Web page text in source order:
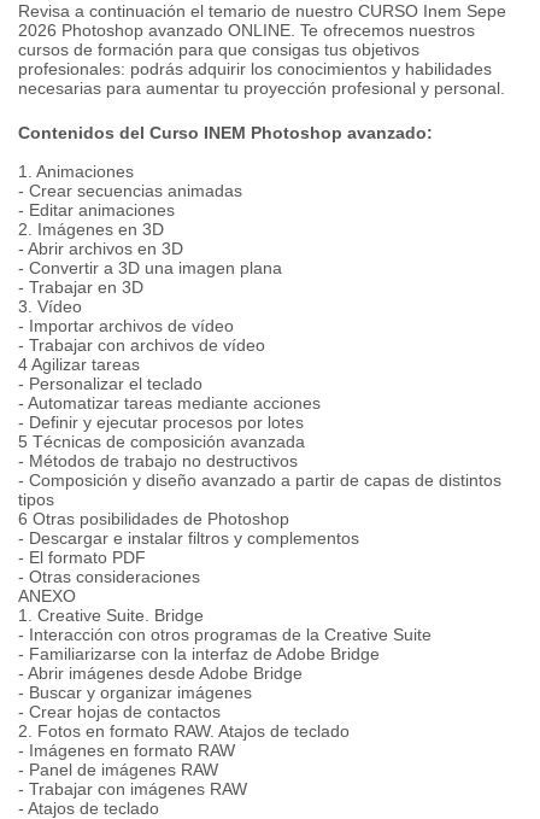
Revisa a continuación el temario de nuestro CURSO Inem Sepe
2026 Photoshop avanzado ONLINE. Te ofrecemos nuestros
cursos de formación para que consigas tus objetivos
profesionales: podrás adquirir los conocimientos y habilidades
necesarias para aumentar tu proyección profesional y personal.
Contenidos del Curso INEM Photoshop avanzado:
1. Animaciones
- Crear secuencias animadas
- Editar animaciones
2. Imágenes en 3D
- Abrir archivos en 3D
- Convertir a 3D una imagen plana
- Trabajar en 3D
3. Vídeo
- Importar archivos de vídeo
- Trabajar con archivos de vídeo
4 Agilizar tareas
- Personalizar el teclado
- Automatizar tareas mediante acciones
- Definir y ejecutar procesos por lotes
5 Técnicas de composición avanzada
- Métodos de trabajo no destructivos
- Composición y diseño avanzado a partir de capas de distintos
tipos
6 Otras posibilidades de Photoshop
- Descargar e instalar filtros y complementos
- El formato PDF
- Otras consideraciones
ANEXO
1. Creative Suite. Bridge
- Interacción con otros programas de la Creative Suite
- Familiarizarse con la interfaz de Adobe Bridge
- Abrir imágenes desde Adobe Bridge
- Buscar y organizar imágenes
- Crear hojas de contactos
2. Fotos en formato RAW. Atajos de teclado
- Imágenes en formato RAW
- Panel de imágenes RAW
- Trabajar con imágenes RAW
- Atajos de teclado